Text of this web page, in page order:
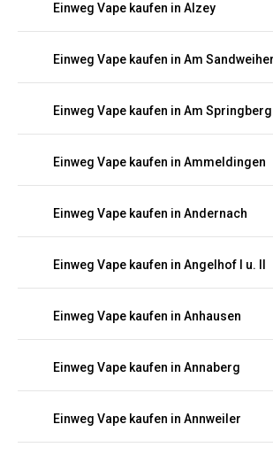
Einweg Vape kaufen in Alzey
Einweg Vape kaufen in Am Sandweiher
Einweg Vape kaufen in Am Springberg
Einweg Vape kaufen in Ammeldingen
Einweg Vape kaufen in Andernach
Einweg Vape kaufen in Angelhof I u. II
Einweg Vape kaufen in Anhausen
Einweg Vape kaufen in Annaberg
Einweg Vape kaufen in Annweiler